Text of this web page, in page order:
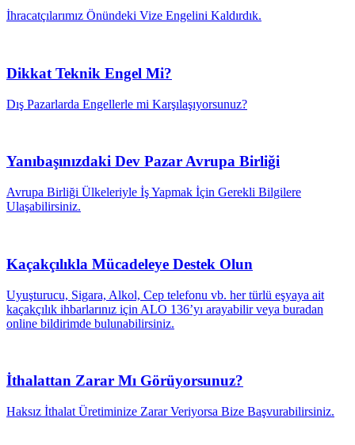
İhracatçılarımız Önündeki Vize Engelini Kaldırdık.
Dikkat Teknik Engel Mi?
Dış Pazarlarda Engellerle mi Karşılaşıyorsunuz?
Yanıbaşınızdaki Dev Pazar Avrupa Birliği
Avrupa Birliği Ülkeleriyle İş Yapmak İçin Gerekli Bilgilere
Ulaşabilirsiniz.
Kaçakçılıkla Mücadeleye Destek Olun
Uyuşturucu, Sigara, Alkol, Cep telefonu vb. her türlü eşyaya ait
kaçakçılık ihbarlarınız için ALO 136’yı arayabilir veya buradan
online bildirimde bulunabilirsiniz.
İthalattan Zarar Mı Görüyorsunuz?
Haksız İthalat Üretiminize Zarar Veriyorsa Bize Başvurabilirsiniz.